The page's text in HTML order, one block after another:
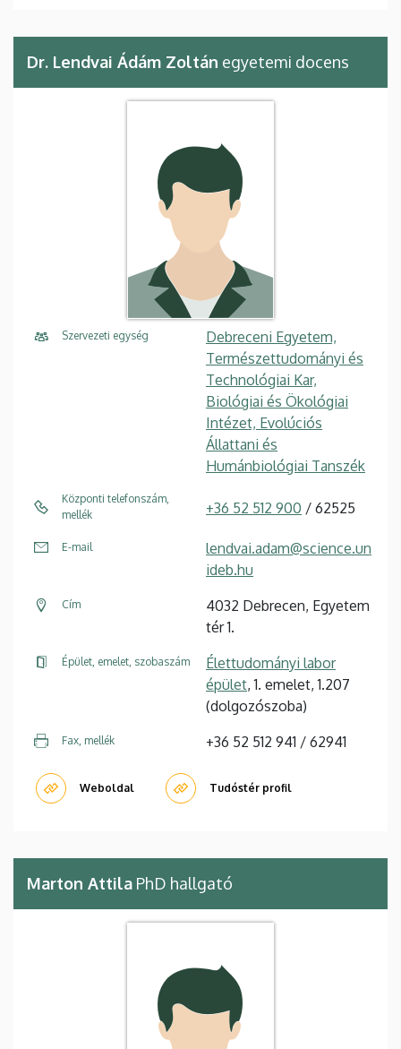
Dr. Lendvai Ádám Zoltán egyetemi docens
Szervezeti egység
Debreceni Egyetem,
Természettudományi és
Technológiai Kar,
Biológiai és Ökológiai
Intézet, Evolúciós
Állattani és
Humánbiológiai Tanszék
Központi telefonszám,
mellék
+36 52 512 900 / 62525
E-mail
lendvai.adam@science.un
ideb.hu
Cím
4032 Debrecen, Egyetem
tér 1.
Épület, emelet, szobaszám
Élettudományi labor
épület, 1. emelet, 1.207
(dolgozószoba)
Fax, mellék +36 52 512 941 / 62941
Weboldal Tudóstér profil
Marton Attila PhD hallgató